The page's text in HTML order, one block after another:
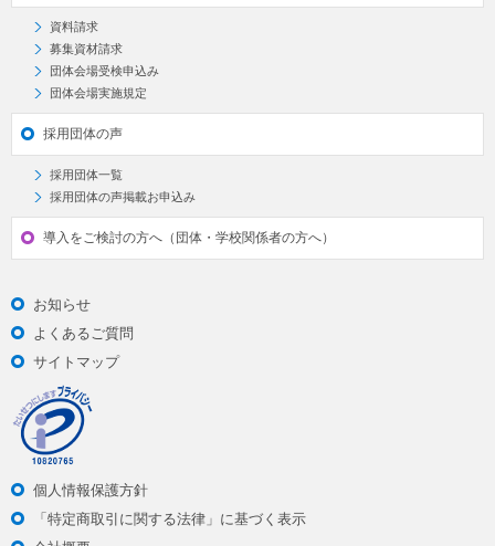
資料請求
募集資材請求
団体会場受検申込み
団体会場実施規定
採用団体の声
採用団体一覧
採用団体の声掲載お申込み
導入をご検討の方へ（団体・学校関係者の方へ）
お知らせ
よくあるご質問
サイトマップ
個人情報保護方針
「特定商取引に関する法律」に基づく表示